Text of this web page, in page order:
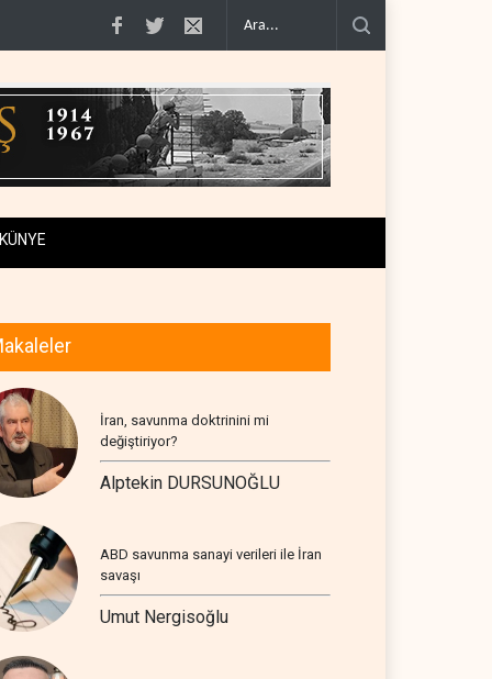
Trump, mühimmat krizini ifşa edenleri tehdit etti..
KÜNYE
İran, savunma doktrinini mi
değiştiriyor?
Alptekin DURSUNOĞLU
ABD savunma sanayi verileri ile İran
savaşı
Umut Nergisoğlu